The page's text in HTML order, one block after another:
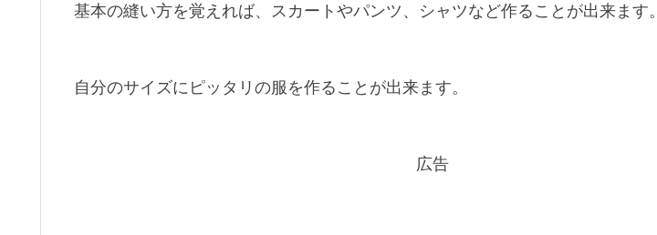
基本の縫い方を覚えれば、スカートやパンツ、シャツなど作ることが出来ます。
自分のサイズにピッタリの服を作ることが出来ます。
広告